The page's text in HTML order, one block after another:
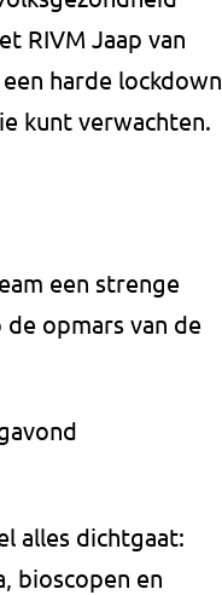
RIVM Jaap van
harde lockdown
kunt verwachten.
een strenge
opmars van de
alles dichtgaat:
bioscopen en